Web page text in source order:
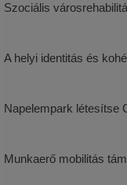
Szociális
A helyi identitás és
Napelempark létesítse
Munkaerő mobilitás